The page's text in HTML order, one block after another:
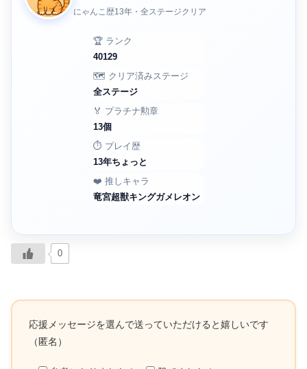
にゃんこ歴13年・全ステージクリア
🏆 ランク
40129
🗺️ クリア済みステージ
全ステージ
🏅 プラチナ勲章
13個
⏱️ プレイ歴
13年ちょっと
❤️ 推しキャラ
竜宮超獣キングガメレオン
0
応援メッセージを選んで送っていただけると嬉しいです
（匿名）